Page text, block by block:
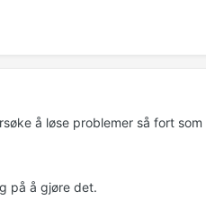
å løse problemer så fort som
på å gjøre det.